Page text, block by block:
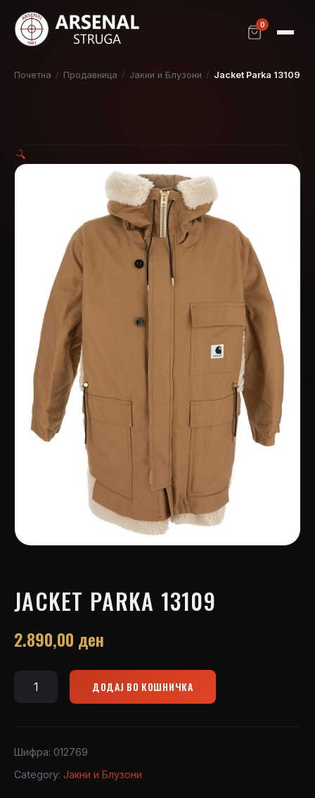
0
Почетна / Продавница / Јакни и Блузони / Jacket Parka 13109
🔍
JACKET PARKA 13109
2.890,00 ден
Jacket
quantity
ДОДАЈ ВО КОШНИЧКА
Шифра: 012769
Category: Јакни и Блузони